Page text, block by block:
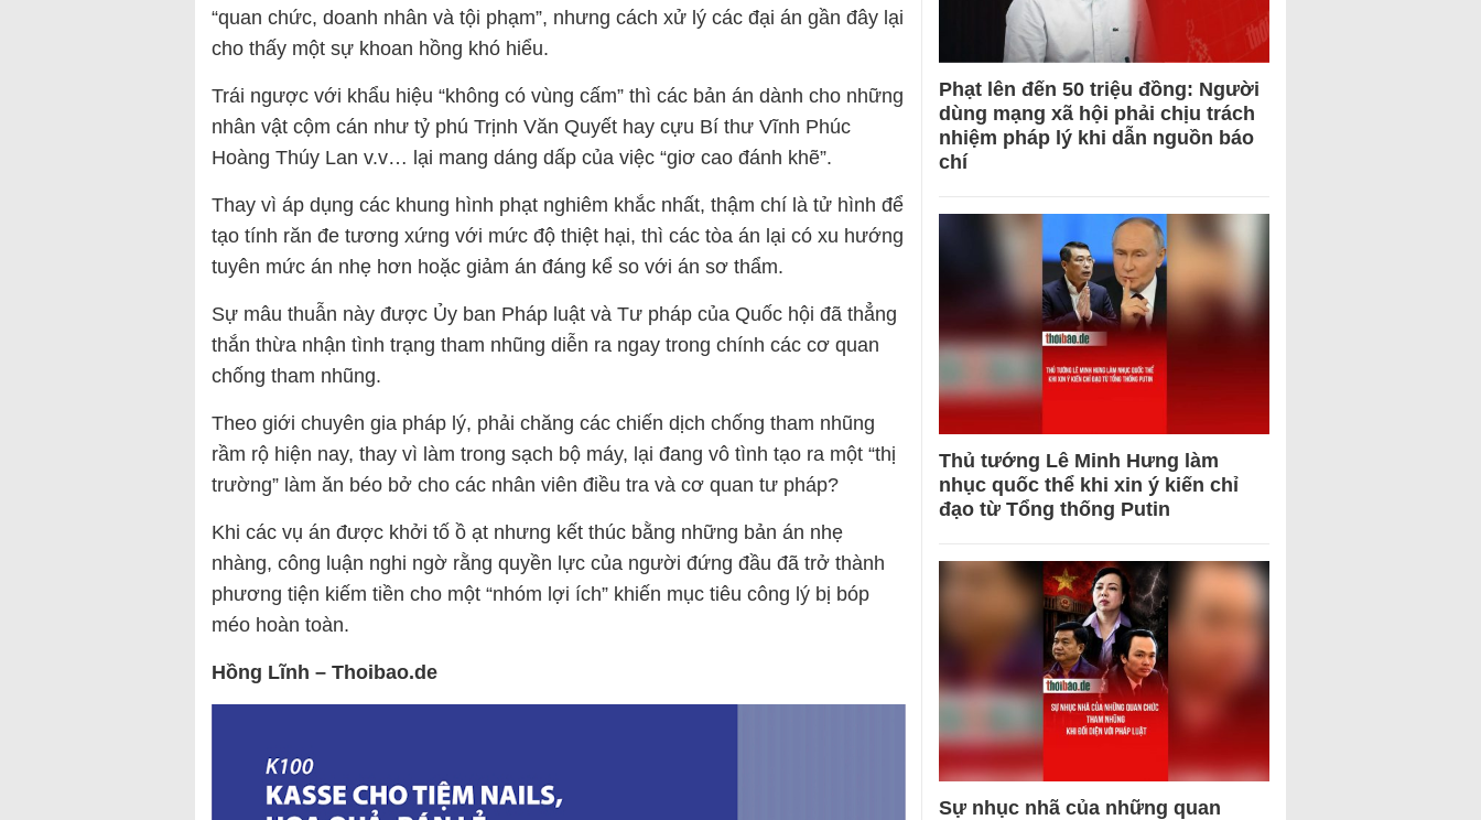
“quan chức, doanh nhân và tội phạm”, nhưng cách xử lý các đại án gần đây lại
cho thấy một sự khoan hồng khó hiểu.
Trái ngược với khẩu hiệu “không có vùng cấm” thì các bản án dành cho những
nhân vật cộm cán như tỷ phú Trịnh Văn Quyết hay cựu Bí thư Vĩnh Phúc
Hoàng Thúy Lan v.v… lại mang dáng dấp của việc “giơ cao đánh khẽ”.
Thay vì áp dụng các khung hình phạt nghiêm khắc nhất, thậm chí là tử hình để
tạo tính răn đe tương xứng với mức độ thiệt hại, thì các tòa án lại có xu hướng
tuyên mức án nhẹ hơn hoặc giảm án đáng kể so với án sơ thẩm.
Sự mâu thuẫn này được Ủy ban Pháp luật và Tư pháp của Quốc hội đã thẳng
thắn thừa nhận tình trạng tham nhũng diễn ra ngay trong chính các cơ quan
chống tham nhũng.
Theo giới chuyên gia pháp lý, phải chăng các chiến dịch chống tham nhũng
rầm rộ hiện nay, thay vì làm trong sạch bộ máy, lại đang vô tình tạo ra một “thị
trường” làm ăn béo bở cho các nhân viên điều tra và cơ quan tư pháp?
Khi các vụ án được khởi tố ồ ạt nhưng kết thúc bằng những bản án nhẹ
nhàng, công luận nghi ngờ rằng quyền lực của người đứng đầu đã trở thành
phương tiện kiếm tiền cho một “nhóm lợi ích” khiến mục tiêu công lý bị bóp
méo hoàn toàn.
Hồng Lĩnh – Thoibao.de
Phạt lên đến 50 triệu đồng: Người
dùng mạng xã hội phải chịu trách
nhiệm pháp lý khi dẫn nguồn báo
chí
Thủ tướng Lê Minh Hưng làm
nhục quốc thể khi xin ý kiến chỉ
đạo từ Tổng thống Putin
Sự nhục nhã của những quan